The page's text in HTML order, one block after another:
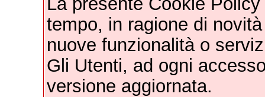
tempo, in ragione di
nuove funzionalità o
Gli Utenti, ad ogni
versione aggiornata.